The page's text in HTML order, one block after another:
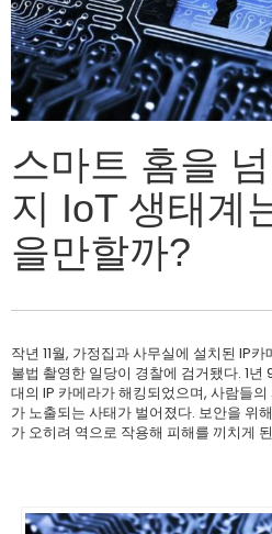
스마트 홈을
지 IoT 생태계
을만할까?
작년 11월, 가정집과 사무실에 설치된 IP
불법 촬영한 일당이 경찰에 검거됐다. 1
대의 IP 카메라가 해킹되었으며, 사람들
가 노출되는 사태가 벌어졌다. 보안을 위
가 오히려 역으로 작용해 피해를 끼치게